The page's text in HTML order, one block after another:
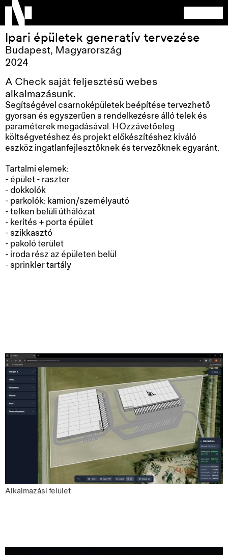
Ipari épületek generatív tervezése
Budapest, Magyarország
2024
A Check saját feljesztésű webes
alkalmazásunk.
Segítségével csarnoképületek beépítése tervezhető
gyorsan és egyszerűen a rendelkezésre álló telek és
paraméterek megadásával. HOzzávetőeleg
költségvetéshez és projekt előkészítéshez kiváló
eszköz ingatlanfejlesztőknek és tervezőknek egyaránt.
Tartalmi elemek:
- épület - raszter
- dokkolók
- parkolók: kamion/személyautó
- telken belüli úthálózat
- kerítés + porta épület
- szikkasztó
- pakoló terület
- iroda rész az épületen belül
- sprinkler tartály
Alkalmazási felület